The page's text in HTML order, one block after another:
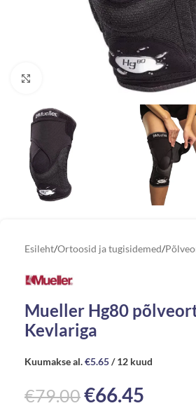
Vaata suuremat pilti
Esileht/Ortoosid ja tugisidemed/
Mueller Hg80
Kevlariga
Kuumakse al.€5.65/ 12 kuud
€79.00€66.45